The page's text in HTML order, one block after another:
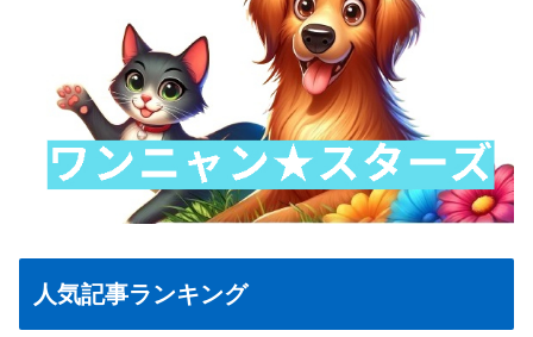
人気記事ランキング